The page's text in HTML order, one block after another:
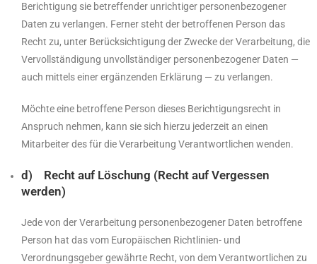
Berichtigung sie betreffender unrichtiger personenbezogener
Daten zu verlangen. Ferner steht der betroffenen Person das
Recht zu, unter Berücksichtigung der Zwecke der Verarbeitung, die
Vervollständigung unvollständiger personenbezogener Daten —
auch mittels einer ergänzenden Erklärung — zu verlangen.
Möchte eine betroffene Person dieses Berichtigungsrecht in
Anspruch nehmen, kann sie sich hierzu jederzeit an einen
Mitarbeiter des für die Verarbeitung Verantwortlichen wenden.
d) Recht auf Löschung (Recht auf Vergessen
werden)
Jede von der Verarbeitung personenbezogener Daten betroffene
Person hat das vom Europäischen Richtlinien- und
Verordnungsgeber gewährte Recht, von dem Verantwortlichen zu